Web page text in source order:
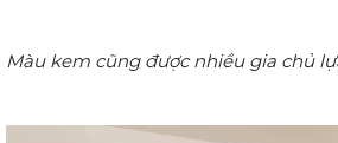
Màu kem cũng được nhiều gia chủ